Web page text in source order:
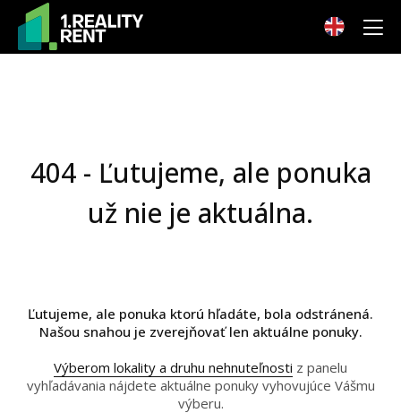
404 - Ľutujeme, ale ponuka
už nie je aktuálna.
Ľutujeme, ale ponuka ktorú hľadáte, bola odstránená.
Našou snahou je zverejňovať len aktuálne ponuky.
Výberom lokality a druhu nehnuteľnosti z panelu
vyhľadávania nájdete aktuálne ponuky vyhovujúce Vášmu
výberu.